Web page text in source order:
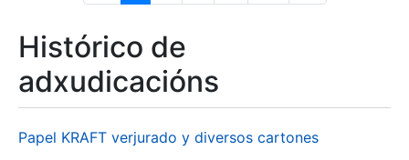
Histórico de
adxudicacións
Papel KRAFT verjurado y diversos cartones